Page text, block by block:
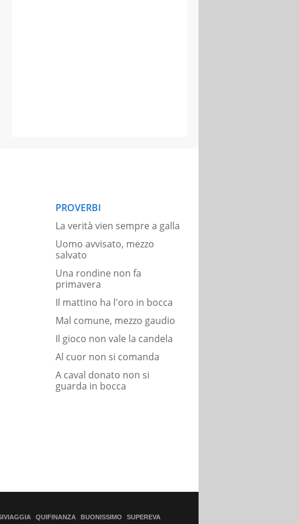
PROVERBI
La verità vien sempre a galla
Uomo avvisato, mezzo
salvato
Una rondine non fa
primavera
Il mattino ha l'oro in bocca
Mal comune, mezzo gaudio
Il gioco non vale la candela
Al cuor non si comanda
A caval donato non si
guarda in bocca
QUIFINANZA BUONISSIMO SUPEREVA